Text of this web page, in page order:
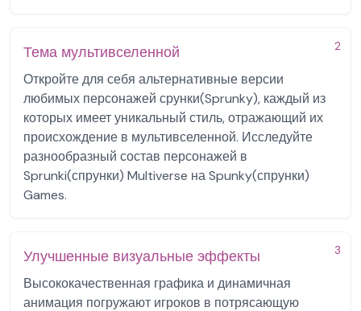
2
Тема мультивселенной
Откройте для себя альтернативные версии
любимых персонажей срунки(Sprunky), каждый из
которых имеет уникальный стиль, отражающий их
происхождение в мультивселенной. Исследуйте
разнообразный состав персонажей в
Sprunki(спрунки) Multiverse на Spunky(спрунки)
Games.
3
Улучшенные визуальные эффекты
Высококачественная графика и динамичная
анимация погружают игроков в потрясающую